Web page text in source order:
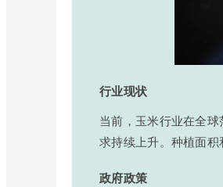
行业现状
当前，玉米行业在全
求持续上升。种植面积
政府政策